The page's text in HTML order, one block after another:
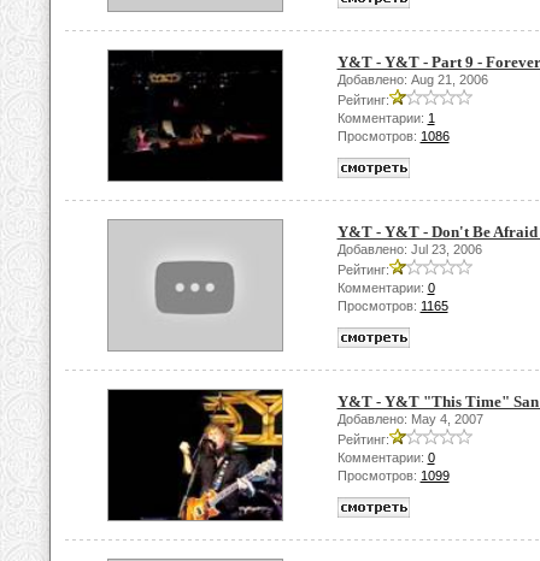
Y&T - Y&T - Part 9 - Forever
Добавлено: Aug 21, 2006
Рейтинг:
Комментарии: 1
Просмотров: 1086
Y&T - Y&T - Don't Be Afraid
Добавлено: Jul 23, 2006
Рейтинг:
Комментарии: 0
Просмотров: 1165
Y&T - Y&T "This Time" San
Добавлено: May 4, 2007
Рейтинг:
Комментарии: 0
Просмотров: 1099